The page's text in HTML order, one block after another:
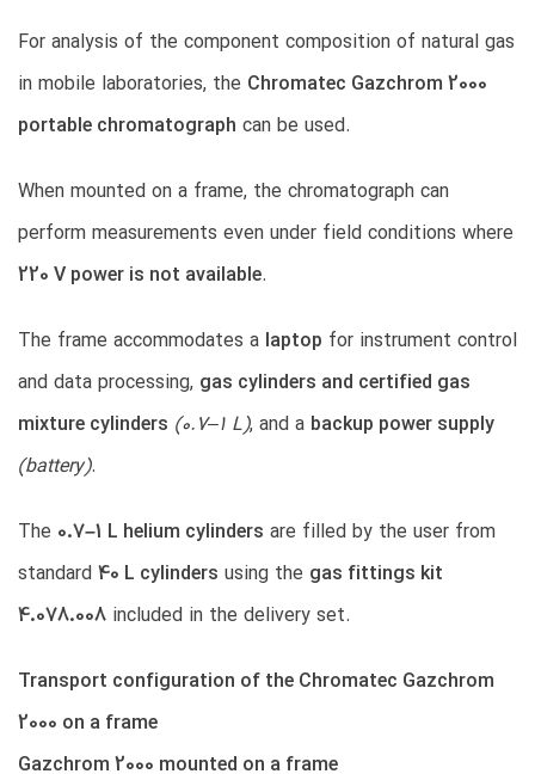
For analysis of the component composition of natural gas
in mobile laboratories, the Chromatec Gazchrom 2000
portable chromatograph can be used.
When mounted on a frame, the chromatograph can
perform measurements even under field conditions where
220 V power is not available.
The frame accommodates a laptop for instrument control
and data processing, gas cylinders and certified gas
mixture cylinders (0.7–1 L), and a backup power supply
(battery).
The 0.7–1 L helium cylinders are filled by the user from
standard 40 L cylinders using the gas fittings kit
4.078.008 included in the delivery set.
Transport configuration of the Chromatec Gazchrom
2000 on a frame
Gazchrom 2000 mounted on a frame